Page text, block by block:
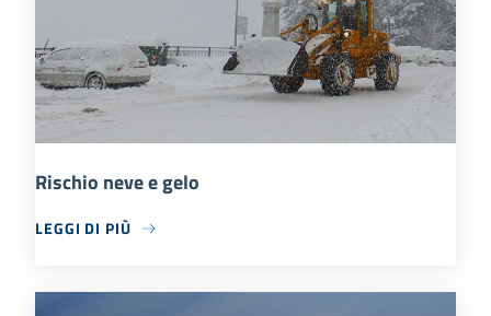
Rischio neve e gelo
LEGGI DI PIÙ